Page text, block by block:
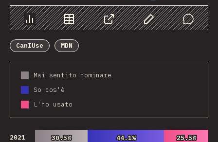
Grafico Dati CondividerePersonalizza i dati
Comments
CanIUse
MDN
Mai sentito nominare
So cos'è
L'ho usato
2021 30.5%
30.5% 44.1%
44.1% 25.5%
25.5%